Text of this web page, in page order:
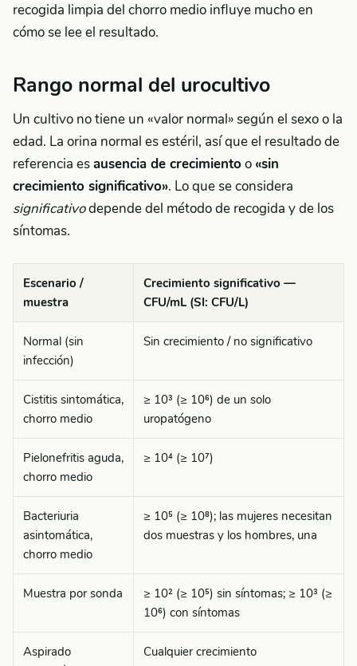
recogida limpia del chorro medio influye mucho en
cómo se lee el resultado.
Rango normal del urocultivo
Un cultivo no tiene un «valor normal» según el sexo o la
edad. La orina normal es estéril, así que el resultado de
referencia esausencia de crecimientoo «sin
crecimiento significativo». Lo que se considera
significativodepende del método de recogida y de los
síntomas.
Escenario /
muestra
Crecimiento significativo —
CFU/mL (SI: CFU/L)
Normal (sin
infección)
Sin crecimiento / no significativo
Cistitis sintomática,
chorro medio
≥ 10³ (≥ 10⁶) de un solo
uropatógeno
Pielonefritis aguda,
chorro medio
≥ 10⁴ (≥ 10⁷)
Bacteriuria
asintomática,
chorro medio
≥ 10⁵ (≥ 10⁸); las mujeres necesitan
dos muestras y los hombres, una
Muestra por sonda
≥ 10² (≥ 10⁵) sin síntomas; ≥ 10³ (≥
10⁶) con síntomas
Aspirado
Cualquier crecimiento